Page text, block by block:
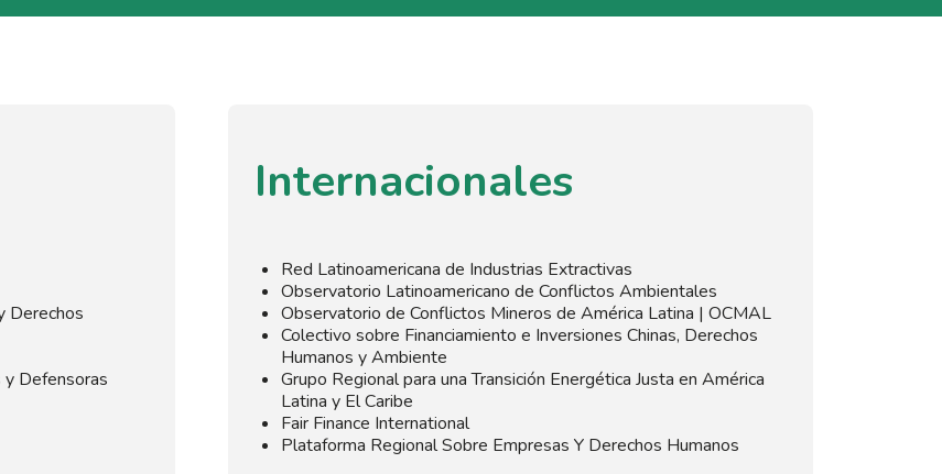
Derechos
y Defensoras
Internacionales
Red Latinoamericana de Industrias Extractivas
Observatorio Latinoamericano de Conflictos Ambientales
Observatorio de Conflictos Mineros de América Latina | OCMAL
Colectivo sobre Financiamiento e Inversiones Chinas, Derechos
Humanos y Ambiente
Grupo Regional para una Transición Energética Justa en América
Latina y El Caribe
Fair Finance International
Plataforma Regional Sobre Empresas Y Derechos Humanos